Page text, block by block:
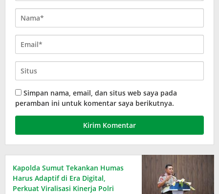
Simpan nama, email, dan situs web saya pada
peramban ini untuk komentar saya berikutnya.
Kapolda Sumut Tekankan Humas
Harus Adaptif di Era Digital,
Perkuat Viralisasi Kinerja Polri